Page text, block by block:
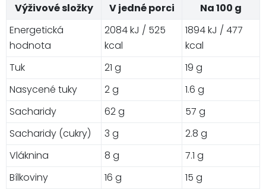
Výživové složky V jedné porci
Na 100 g
Energetická
hodnota
2084 kJ / 525
kcal
1894 kJ / 477
kcal
Tuk
21 g
19 g
Nasycené tuky
2 g
1.6 g
Sacharidy
62 g
57 g
Sacharidy (cukry)
3 g
2.8 g
Vláknina
8 g
7.1 g
Bílkoviny
16 g
15 g